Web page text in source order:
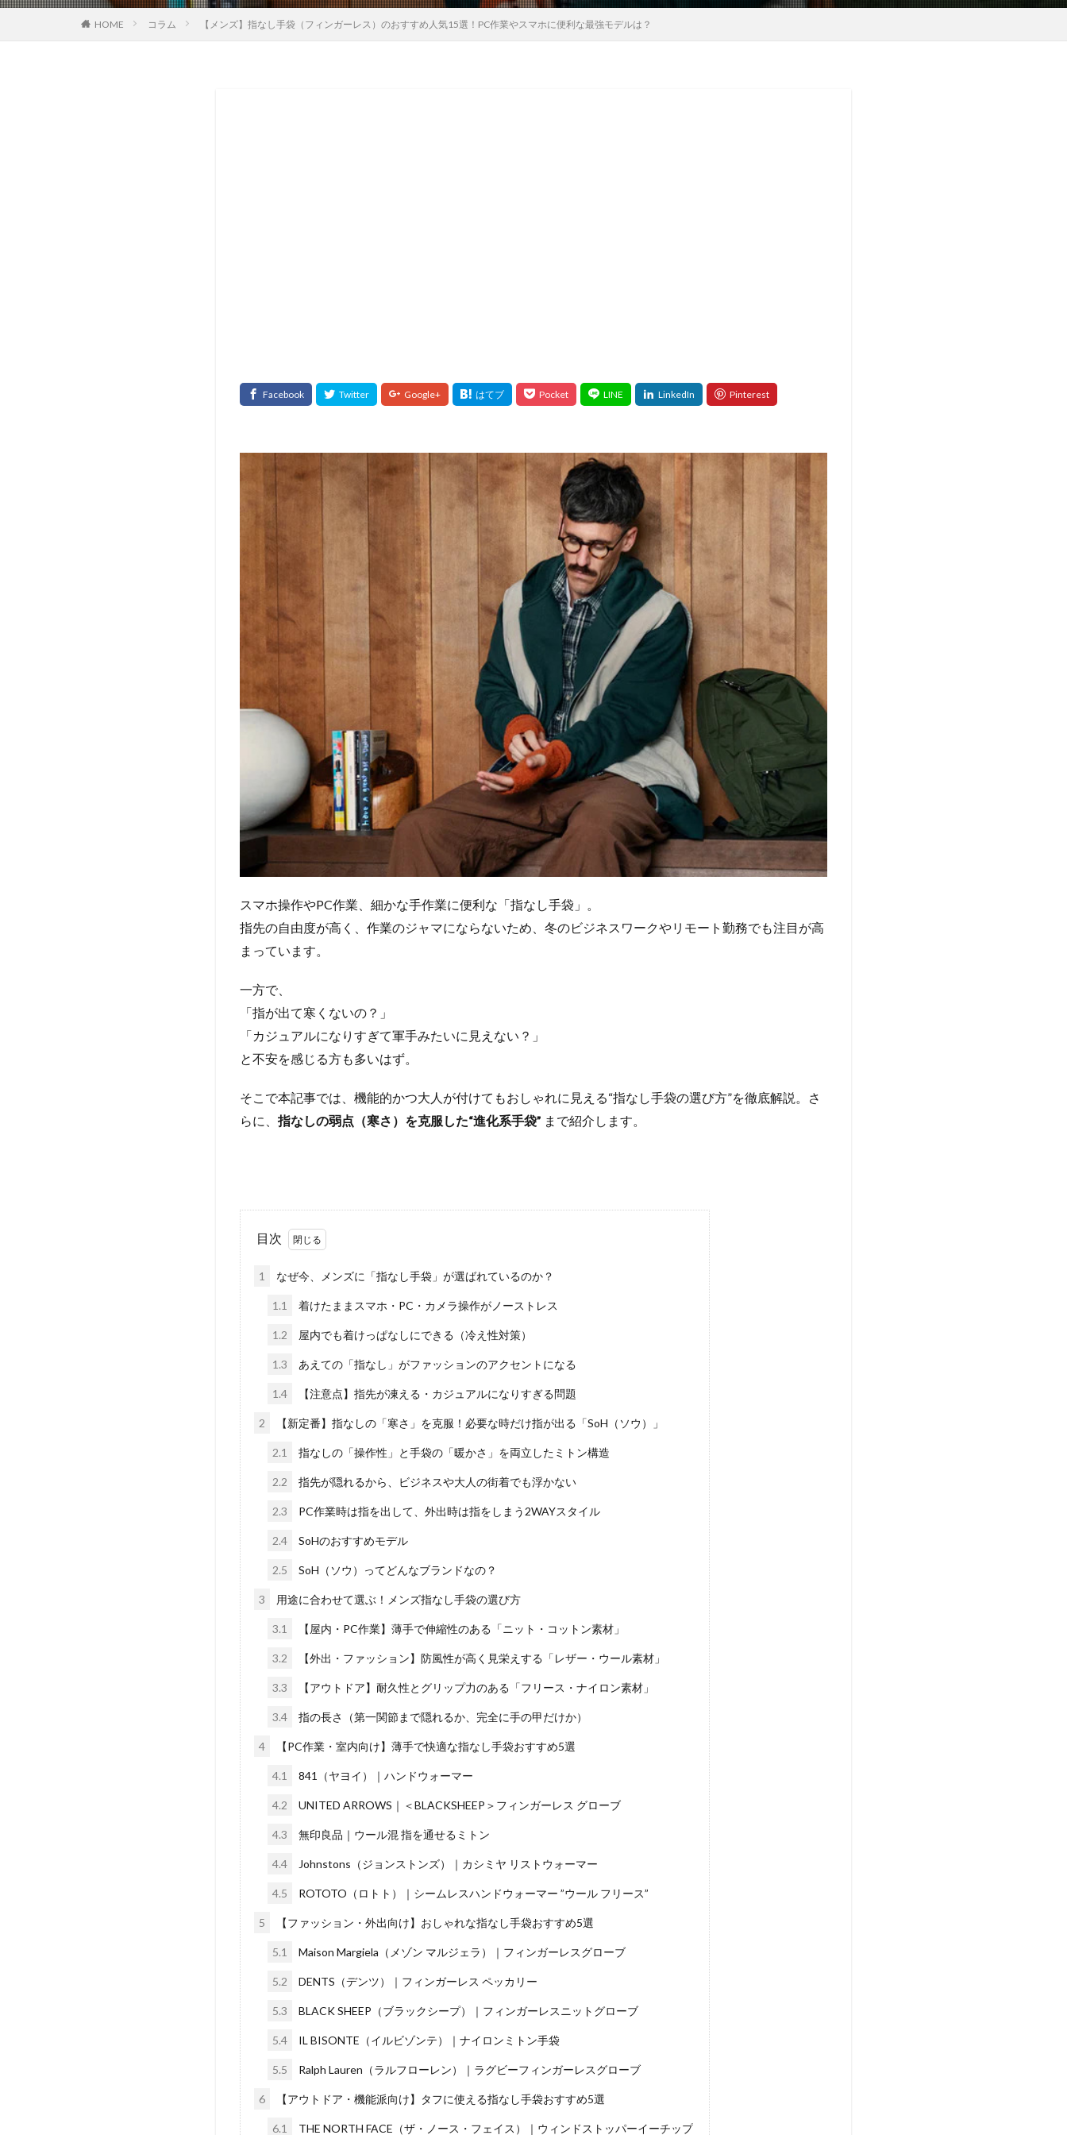
HOME コラム 【メンズ】指なし手袋（フィンガーレス）のおすすめ人気15選！PC作業やスマホに便利な最強モデルは？
スマホ操作やPC作業、細かな手作業に便利な「指なし手袋」。
指先の自由度が高く、作業のジャマにならないため、冬のビジネスワークやリモート勤務でも注目が高
まっています。
一方で、
「指が出て寒くないの？」
「カジュアルになりすぎて軍手みたいに見えない？」
と不安を感じる方も多いはず。
そこで本記事では、機能的かつ大人が付けてもおしゃれに見える“指なし手袋の選び方”を徹底解説。さ
らに、 指なしの弱点（寒さ）を克服した“進化系手袋” まで紹介します。
目次
1 なぜ今、メンズに「指なし手袋」が選ばれているのか？
1.1 着けたままスマホ・PC・カメラ操作がノーストレス
1.2 屋内でも着けっぱなしにできる（冷え性対策）
1.3 あえての「指なし」がファッションのアクセントになる
1.4 【注意点】指先が凍える・カジュアルになりすぎる問題
2 【新定番】指なしの「寒さ」を克服！必要な時だけ指が出る「SoH（ソウ）」
2.1 指なしの「操作性」と手袋の「暖かさ」を両立したミトン構造
2.2 指先が隠れるから、ビジネスや大人の街着でも浮かない
2.3 PC作業時は指を出して、外出時は指をしまう2WAYスタイル
2.4 SoHのおすすめモデル
2.5 SoH（ソウ）ってどんなブランドなの？
3 用途に合わせて選ぶ！メンズ指なし手袋の選び方
3.1 【屋内・PC作業】薄手で伸縮性のある「ニット・コットン素材」
3.2 【外出・ファッション】防風性が高く見栄えする「レザー・ウール素材」
3.3 【アウトドア】耐久性とグリップ力のある「フリース・ナイロン素材」
3.4 指の長さ（第一関節まで隠れるか、完全に手の甲だけか）
4 【PC作業・室内向け】薄手で快適な指なし手袋おすすめ5選
4.1 841（ヤヨイ）｜ハンドウォーマー
4.2 UNITED ARROWS｜＜BLACKSHEEP＞フィンガーレス グローブ
4.3 無印良品｜ウール混 指を通せるミトン
4.4 Johnstons（ジョンストンズ）｜カシミヤ リストウォーマー
4.5 ROTOTO（ロトト）｜シームレスハンドウォーマー ”ウール フリース”
5 【ファッション・外出向け】おしゃれな指なし手袋おすすめ5選
5.1 Maison Margiela（メゾン マルジェラ）｜フィンガーレスグローブ
5.2 DENTS（デンツ）｜フィンガーレス ペッカリー
5.3 BLACK SHEEP（ブラックシープ）｜フィンガーレスニットグローブ
5.4 IL BISONTE（イルビゾンテ）｜ナイロンミトン手袋
5.5 Ralph Lauren（ラルフローレン）｜ラグビーフィンガーレスグローブ
6 【アウトドア・機能派向け】タフに使える指なし手袋おすすめ5選
6.1 THE NORTH FACE（ザ・ノース・フェイス）｜ウィンドストッパーイーチップ